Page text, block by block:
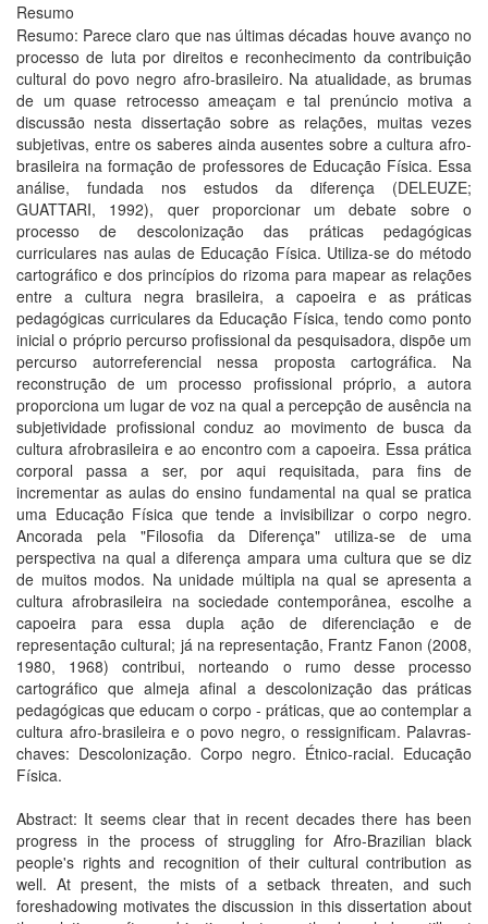
Resumo
Resumo: Parece claro que nas últimas décadas houve avanço no
processo de luta por direitos e reconhecimento da contribuição
cultural do povo negro afro-brasileiro. Na atualidade, as brumas
de um quase retrocesso ameaçam e tal prenúncio motiva a
discussão nesta dissertação sobre as relações, muitas vezes
subjetivas, entre os saberes ainda ausentes sobre a cultura afro-
brasileira na formação de professores de Educação Física. Essa
análise, fundada nos estudos da diferença (DELEUZE;
GUATTARI, 1992), quer proporcionar um debate sobre o
processo de descolonização das práticas pedagógicas
curriculares nas aulas de Educação Física. Utiliza-se do método
cartográfico e dos princípios do rizoma para mapear as relações
entre a cultura negra brasileira, a capoeira e as práticas
pedagógicas curriculares da Educação Física, tendo como ponto
inicial o próprio percurso profissional da pesquisadora, dispõe um
percurso autorreferencial nessa proposta cartográfica. Na
reconstrução de um processo profissional próprio, a autora
proporciona um lugar de voz na qual a percepção de ausência na
subjetividade profissional conduz ao movimento de busca da
cultura afrobrasileira e ao encontro com a capoeira. Essa prática
corporal passa a ser, por aqui requisitada, para fins de
incrementar as aulas do ensino fundamental na qual se pratica
uma Educação Física que tende a invisibilizar o corpo negro.
Ancorada pela "Filosofia da Diferença" utiliza-se de uma
perspectiva na qual a diferença ampara uma cultura que se diz
de muitos modos. Na unidade múltipla na qual se apresenta a
cultura afrobrasileira na sociedade contemporânea, escolhe a
capoeira para essa dupla ação de diferenciação e de
representação cultural; já na representação, Frantz Fanon (2008,
1980, 1968) contribui, norteando o rumo desse processo
cartográfico que almeja afinal a descolonização das práticas
pedagógicas que educam o corpo - práticas, que ao contemplar a
cultura afro-brasileira e o povo negro, o ressignificam. Palavras-
chaves: Descolonização. Corpo negro. Étnico-racial. Educação
Física.
Abstract: It seems clear that in recent decades there has been
progress in the process of struggling for Afro-Brazilian black
people's rights and recognition of their cultural contribution as
well. At present, the mists of a setback threaten, and such
foreshadowing motivates the discussion in this dissertation about